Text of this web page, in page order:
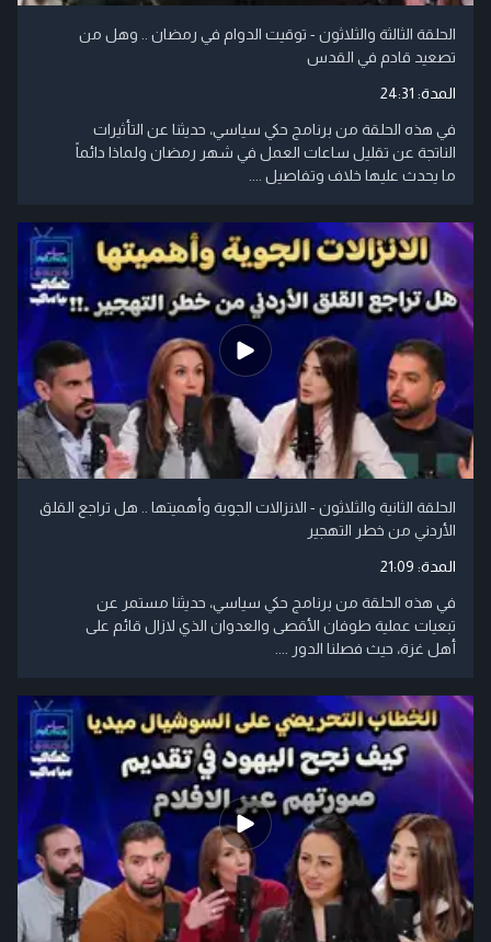
الحلقة الثالثة والثلاثون - توقيت الدوام في رمضان .. وهل من
تصعيد قادم في القدس
المدة: 24:31
في هذه الحلقة من برنامج حكي سياسي، حديثنا عن التأثيرات
الناتجة عن تقليل ساعات العمل في شهر رمضان ولماذا دائماً
ما يحدث عليها خلاف وتفاصيل ....
الحلقة الثانية والثلاثون - الانزالات الجوية وأهميتها .. هل تراجع القلق
الأردني من خطر التهجير
المدة: 21:09
في هذه الحلقة من برنامج حكي سياسي، حديثنا مستمر عن
تبعيات عملية طوفان الأقصى والعدوان الذي لازال قائم على
أهل غزة، حيث فصلنا الدور ....